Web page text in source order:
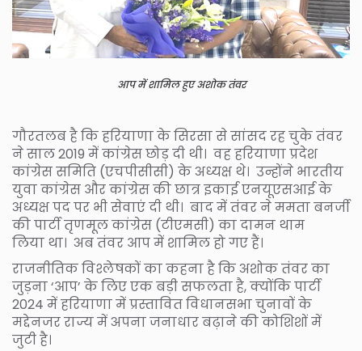
आप में शामिल हुए अशोक तंवर
गौरतलब है कि हरियाणा के सिरसा से सांसद रह चुके तंवर
ने साल 2019 में कांग्रेस छोड़ दी थी। वह हरियाणा प्रदेश
कांग्रेस समिति (एचपीसीसी) के अध्यक्ष थे। उन्होंने भारतीय
युवा कांग्रेस और कांग्रेस की छात्र इकाई एनयूएसआई के
अध्यक्ष पद पर भी सेवाएं दी थी। बाद में तंवर ने ममता बनर्जी
की पार्टी तृणमूल कांग्रेस (टीएमसी) का दामन थाम
लिया था। अब तंवर आप में शामिल हो गए हैं।
राजनीतिक विश्लेषकों का कहना है कि अशोक तंवर का
जुड़ना ‘आप’ के लिए एक बड़ी सफलता है, क्योंकि पार्टी
2024 में हरियाणा में प्रस्तावित विधानसभा चुनावों के
मद्देनजर राज्य में अपना जनाधार बढ़ाने की कोशिशों में
जुटी है।